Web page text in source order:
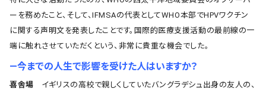
ーを務めたこと、そして、IFMSAの代表としてWHO本部でHPVワクチン
に関する声明文を発表したことです。国際的医療支援活動の最前線の一
端に触れさせていただくという、非常に貴重な機会でした。
―今までの人生で影響を受けた人はいますか？
喜舎場 イギリスの高校で親しくしていたバングラデシュ出身の友人の、